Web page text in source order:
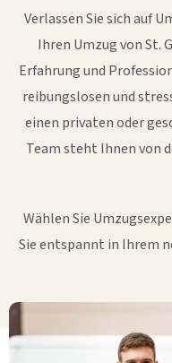
Verlassen Sie sich auf
Ihren Umzug von St.
Erfahrung und
reibungslosen und
einen privaten oder
Team steht Ihnen von
Wählen Sie
Sie entspannt in Ihrem